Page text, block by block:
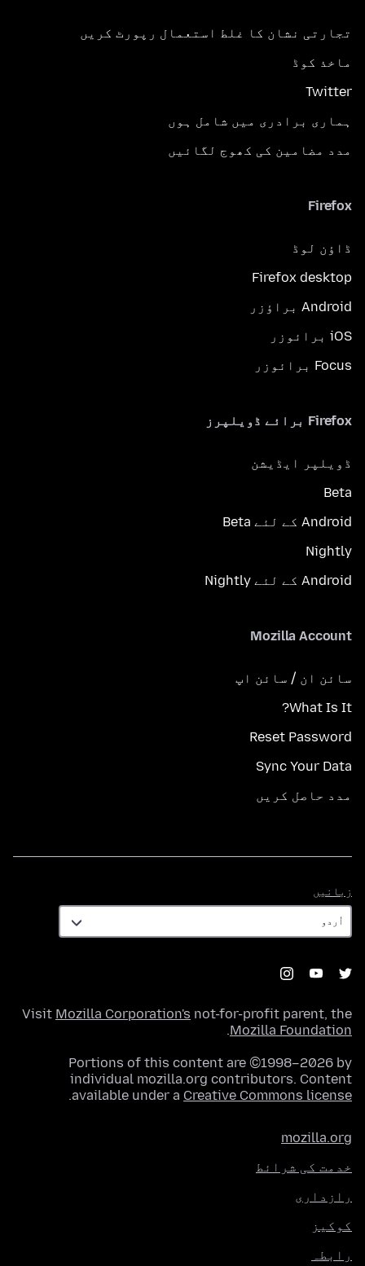
تجارتی نشان کا غلط استعمال رپورٹ کریں
ماخذ کوڈ
Twitter
ہماری برادری میں شامل ہوں
مدد مضامین کی کھوج لگائیں
Firefox
ڈاؤن لوڈ
Firefox desktop
Android براؤزر
iOS برائوزر
Focus برائوزر
Firefox برائے ڈویلپرز
ڈویلپر ایڈیشن
Beta
Android کے لئے Beta
Nightly
Android کے لئے Nightly
Mozilla Account
سائن ان / سائن اپ
What Is It?
Reset Password
Sync Your Data
مدد حاصل کریں
زبانیں
Visit Mozilla Corporation's not-for-profit parent, the
Mozilla Foundation
.
Portions of this content are ©1998–2026 by
individual mozilla.org contributors. Content
available under a Creative Commons license
.
mozilla.org
خدمت کی شرائط
رازداری
کوکیز
رابطہ